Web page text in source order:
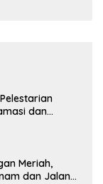
dan
Meriah,
dan Jalan